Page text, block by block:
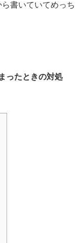
書いていてめっち
ったときの対処